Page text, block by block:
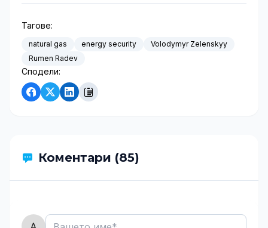
Тагове:
natural gas energy security
Volodymyr Zelenskyy
Rumen Radev
Сподели:
Коментари (85)